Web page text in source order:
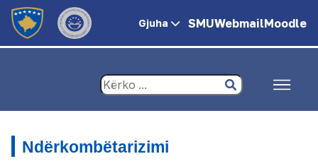
Gjuha SMUWebmailMoodle
Ndërkombëtarizimi